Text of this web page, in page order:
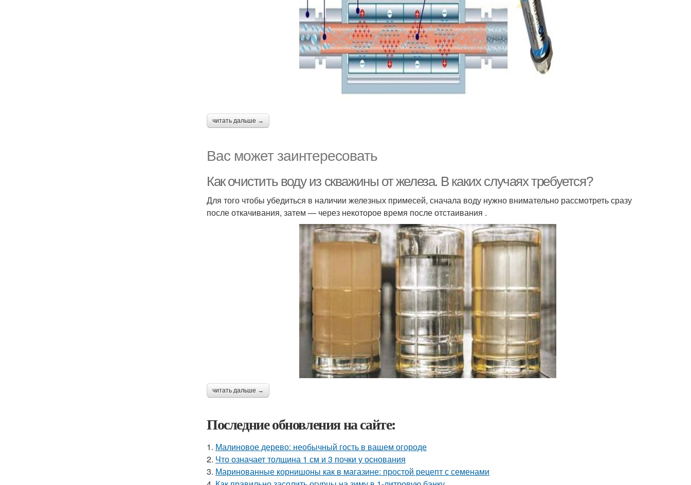
читать дальше →
Вас может заинтересовать
Как очистить воду из скважины от железа. В каких случаях требуется?
Для того чтобы убедиться в наличии железных примесей, сначала воду нужно внимательно рассмотреть сразу
после откачивания, затем — через некоторое время после отстаивания .
читать дальше →
Последние обновления на сайте:
1. Малиновое дерево: необычный гость в вашем огороде
2. Что означает толщина 1 см и 3 почки у основания
3. Маринованные корнишоны как в магазине: простой рецепт с семенами